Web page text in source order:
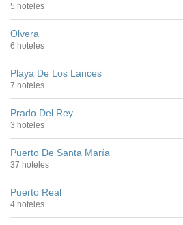
5 hoteles
Olvera
6 hoteles
Playa De Los Lances
7 hoteles
Prado Del Rey
3 hoteles
Puerto De Santa María
37 hoteles
Puerto Real
4 hoteles